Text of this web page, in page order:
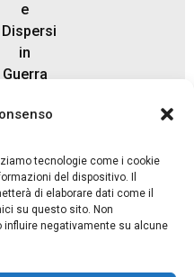
tecnologie come i cookie
del dispositivo. Il
di elaborare dati come il
su questo sito. Non
negativamente su alcune
e
Dispersi
in
Guerra